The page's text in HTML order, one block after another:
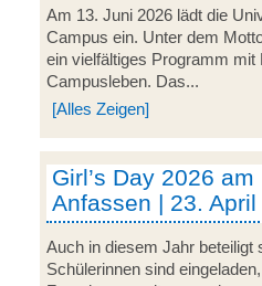
Am 13. Juni 2026 lädt die
Campus ein. Unter dem
ein vielfältiges Programm
Campusleben. Das...
[Alles Zeigen]
Girl’s Day 2026
Anfassen | 23.
Auch in diesem Jahr beteiligt
Schülerinnen sind